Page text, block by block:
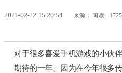
2021-02-22 15:20:58 来源： 阅读：1725
对于很多喜爱手机游戏的小伙
期待的一年。因为在今年很多